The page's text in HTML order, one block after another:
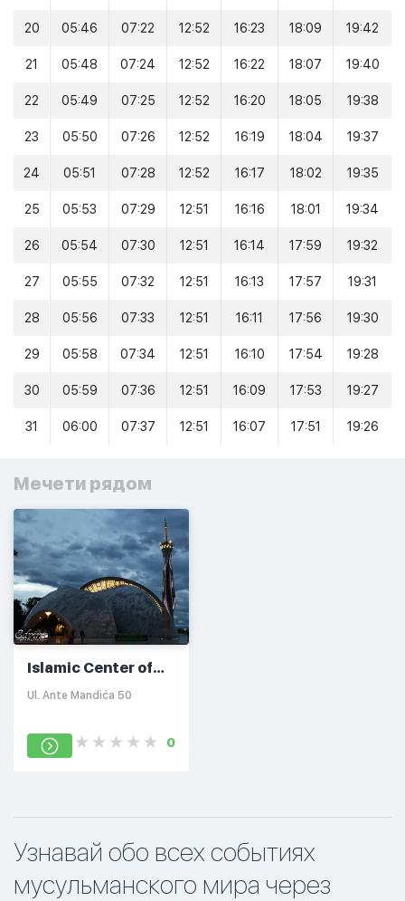
20 05:46 07:22 12:52 16:23 18:09 19:42
21 05:48 07:24 12:52 16:22 18:07 19:40
22 05:49 07:25 12:52 16:20 18:05 19:38
23 05:50 07:26 12:52 16:19 18:04 19:37
24 05:51 07:28 12:52 16:17 18:02 19:35
25 05:53 07:29 12:51 16:16 18:01 19:34
26 05:54 07:30 12:51 16:14 17:59 19:32
27 05:55 07:32 12:51 16:13 17:57 19:31
28 05:56 07:33 12:51 16:11 17:56 19:30
29 05:58 07:34 12:51 16:10 17:54 19:28
30 05:59 07:36 12:51 16:09 17:53 19:27
31 06:00 07:37 12:51 16:07 17:51 19:26
Мечети рядом
Islamic Center of
Rijeka
Ul. Ante Mandića 50
0
Узнавай обо всех событиях
мусульманского мира через